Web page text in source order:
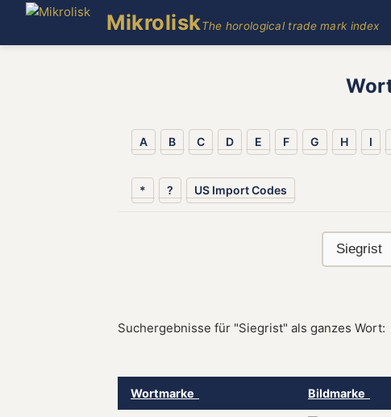
MikroliskThe horological trade mark index
A B C D E F G H I
* ? US Import Codes
Suchergebnisse für "Siegrist" als ganzes Wort:
Wortmarke Bildmarke